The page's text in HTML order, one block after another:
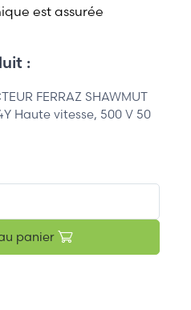
est assurée
:
FERRAZ SHAWMUT
Haute vitesse, 500 V 50
panier